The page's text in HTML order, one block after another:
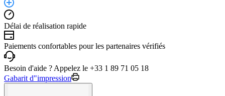
Délai de réalisation rapide
Paiements confortables pour les partenaires vérifiés
Besoin d'aide ? Appelez le +33 1 89 71 05 18
Gabarit d"impression